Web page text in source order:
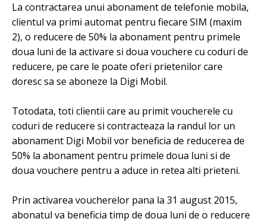
La contractarea unui abonament de telefonie mobila,
clientul va primi automat pentru fiecare SIM (maxim
2), o reducere de 50% la abonament pentru primele
doua luni de la activare si doua vouchere cu coduri de
reducere, pe care le poate oferi prietenilor care
doresc sa se aboneze la Digi Mobil.
Totodata, toti clientii care au primit voucherele cu
coduri de reducere si contracteaza la randul lor un
abonament Digi Mobil vor beneficia de reducerea de
50% la abonament pentru primele doua luni si de
doua vouchere pentru a aduce in retea alti prieteni.
Prin activarea voucherelor pana la 31 august 2015,
abonatul va beneficia timp de doua luni de o reducere